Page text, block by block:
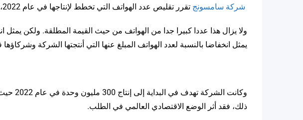
شركة سامسونج تقرر تقليص عدد الهواتف التي تخطط لإنتاجها في عام 2022، من 310 مليون إلى 280 مليونا.
ولا يزال هذا عددا كبيرا جدا من الهواتف من حيث القيمة المطلقة. ولكن
يمثل انخفاضا بالنسبة لعدد الهواتف المبلغ عنها التي أنتجتها الشركة
ذلك، فقد أثر الوضع الاقتصادي العالمي في الطلب.